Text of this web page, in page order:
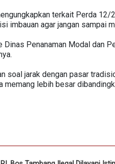
terkait Perda
imbauan agar jangan sampai
Penanaman Modal dan
soal jarak dengan pasar
memang lebih besar